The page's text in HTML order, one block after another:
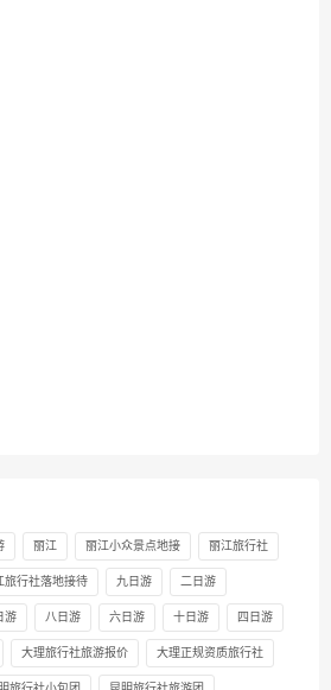
丽江 丽江小众景点地接 丽江旅行社
旅行社落地接待 九日游 二日游
游 八日游 六日游 十日游 四日游
大理旅行社旅游报价 大理正规资质旅行社